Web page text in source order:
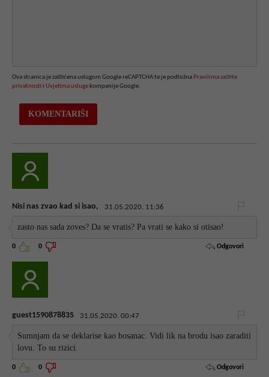
Ova stranica je zaštićena uslugom Google reCAPTCHA te je podložna Pravilima zaštite
privatnosti i Uvjetima usluge kompanije Google.
Nisi nas zvao kad si isao, 31.05.2020. 11:36
zasto nas sada zoves? Da se vratis? Pa vrati se kako si otisao!
0 0 Odgovori
guest1590878835 31.05.2020. 00:47
Sumnjam da se deklarise kao bosanac. Vidi lik na brodu isao zaraditi
lovu. To su rizici.
0 0 Odgovori